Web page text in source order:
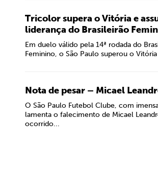
Tricolor supera o Vitória e
liderança do Brasileirão
Em duelo válido pela 14ª rodada do
Feminino, o São Paulo superou o
Nota de pesar – Micael
O São Paulo Futebol Clube, com
lamenta o falecimento de Micael
ocorrido...